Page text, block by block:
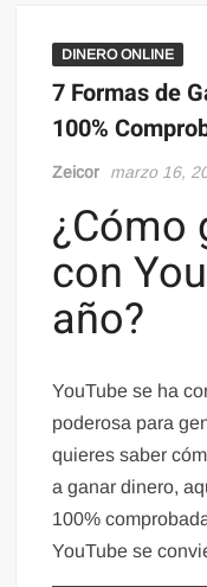
DINERO ONLINE
7 Formas de
100%
Zeicor marzo 16,
¿Cómo
con
año?
YouTube se ha
poderosa para
quieres saber
a ganar dinero,
100%
YouTube se